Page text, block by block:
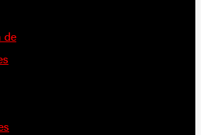
de